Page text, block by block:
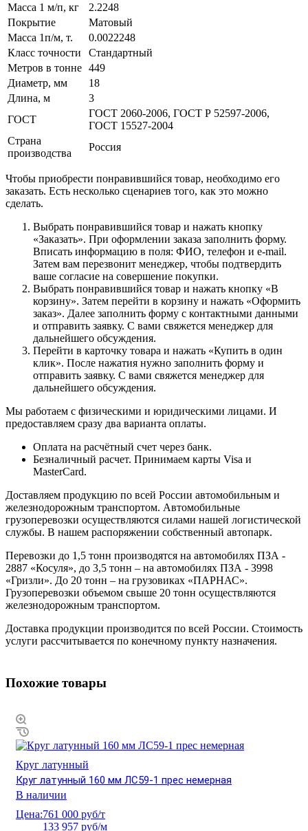
Масса 1 м/п, кг
2.2248
Покрытие
Матовый
Масса 1п/м, т.
0.0022248
Класс точности
Стандартный
Метров в тонне 449
Диаметр, мм
18
Длина, м
3
ГОСТ
ГОСТ 2060-2006, ГОСТ Р 52597-2006,
ГОСТ 15527-2004
Страна
производства
Россия
Чтобы приобрести понравившийся товар, необходимо его
заказать. Есть несколько сценариев того, как это можно
сделать.
Выбрать понравившийся товар и нажать кнопку
«Заказать». При оформлении заказа заполнить форму.
Вписать информацию в поля: ФИО, телефон и e-mail.
Затем вам перезвонит менеджер, чтобы подтвердить
ваше согласие на совершение покупки.
Выбрать понравившийся товар и нажать кнопку «В
корзину». Затем перейти в корзину и нажать «Оформить
заказ». Далее заполнить форму с контактными данными
и отправить заявку. С вами свяжется менеджер для
дальнейшего обсуждения.
Перейти в карточку товара и нажать «Купить в один
клик». После нажатия нужно заполнить форму и
отправить заявку. С вами свяжется менеджер для
дальнейшего обсуждения.
Мы работаем с физическими и юридическими лицами. И
предоставляем сразу два варианта оплаты.
Оплата на расчётный счет через банк.
Безналичный расчет. Принимаем карты Visa и
MasterCard.
Доставляем продукцию по всей России автомобильным и
железнодорожным транспортом. Автомобильные
грузоперевозки осуществляются силами нашей логистической
службы. В нашем распоряжении собственный автопарк.
Перевозки до 1,5 тонн производятся на автомобилях ПЗА -
2887 «Косуля», до 3,5 тонн – на автомобилях ПЗА - 3998
«Гризли». До 20 тонн – на грузовиках «ПАРНАС».
Грузоперевозки объемом свыше 20 тонн осуществляются
железнодорожным транспортом.
Доставка продукции производится по всей России. Стоимость
услуги рассчитывается по конечному пункту назначения.
Похожие товары
Круг латунный
Круг латунный 160 мм ЛС59-1 прес немерная
В наличии
Цена:761 000 руб/т
133 957 руб/м